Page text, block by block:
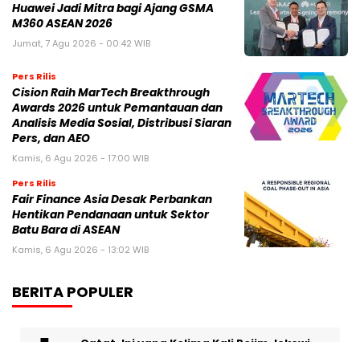
Huawei Jadi Mitra bagi Ajang GSMA
M360 ASEAN 2026
Jumat, 7 Agu 2026 - 00:42 WIB
Pers Rilis
Cision Raih MarTech Breakthrough
Awards 2026 untuk Pemantauan dan
Analisis Media Sosial, Distribusi Siaran
Pers, dan AEO
Kamis, 6 Agu 2026 - 17:00 WIB
Pers Rilis
Fair Finance Asia Desak Perbankan
Hentikan Pendanaan untuk Sektor
Batu Bara di ASEAN
Kamis, 6 Agu 2026 - 13:02 WIB
BERITA POPULER